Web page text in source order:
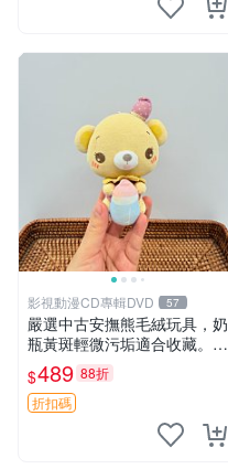
影視動漫CD專輯DVD 57
嚴選中古安撫熊毛絨玩具，奶
瓶黃斑輕微污垢適合收藏。默
認兩日發貨，全國快遞隨機派
送。 成色如圖可放心購買，
輕微瑕疵和臟污不影響使用。
安撫熊 中古玩偶 毛
$489 88折
折扣碼